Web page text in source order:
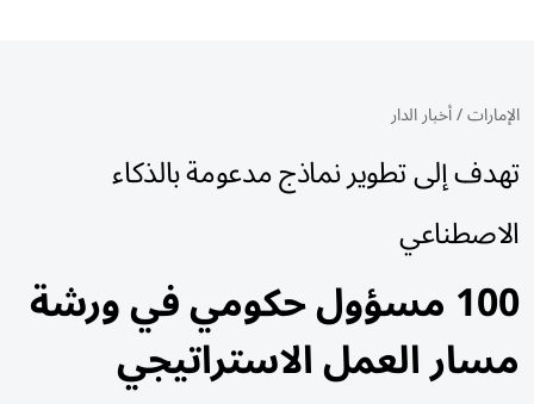
الإمارات/أخبار الدار
تهدف إلى تطوير نماذج مدعومة بالذكاء
الاصطناعي
100 مسؤول حكومي في ورشة
مسار العمل الاستراتيجي